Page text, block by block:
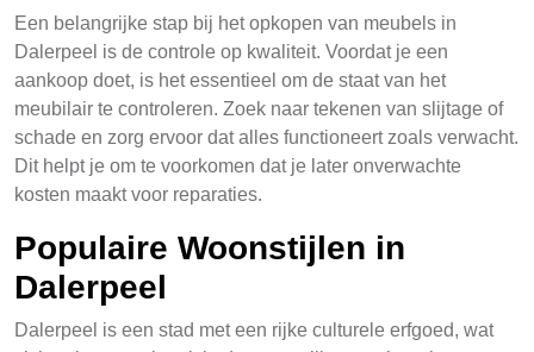
Een belangrijke stap bij het opkopen van meubels in
Dalerpeel is de controle op kwaliteit. Voordat je een
aankoop doet, is het essentieel om de staat van het
meubilair te controleren. Zoek naar tekenen van slijtage of
schade en zorg ervoor dat alles functioneert zoals verwacht.
Dit helpt je om te voorkomen dat je later onverwachte
kosten maakt voor reparaties.
Populaire Woonstijlen in
Dalerpeel
Dalerpeel is een stad met een rijke culturele erfgoed, wat